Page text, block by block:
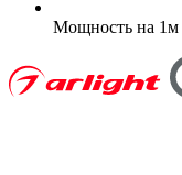
Мощность на 1м